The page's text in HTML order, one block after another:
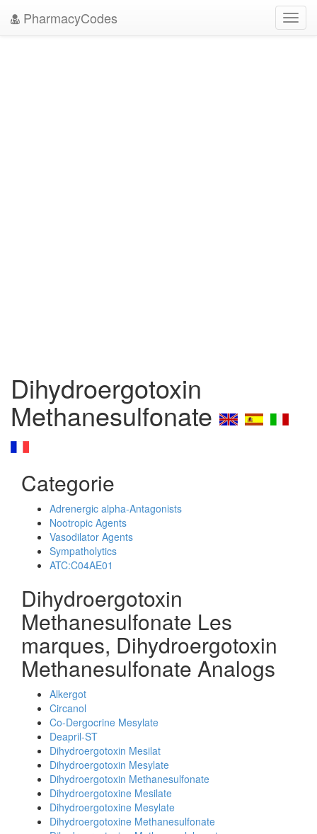
PharmacyCodes
Dihydroergotoxin
Methanesulfonate
Categorie
Adrenergic alpha-Antagonists
Nootropic Agents
Vasodilator Agents
Sympatholytics
ATC:C04AE01
Dihydroergotoxin
Methanesulfonate Les
marques, Dihydroergotoxin
Methanesulfonate Analogs
Alkergot
Circanol
Co-Dergocrine Mesylate
Deapril-ST
Dihydroergotoxin Mesilat
Dihydroergotoxin Mesylate
Dihydroergotoxin Methanesulfonate
Dihydroergotoxine Mesilate
Dihydroergotoxine Mesylate
Dihydroergotoxine Methanesulfonate